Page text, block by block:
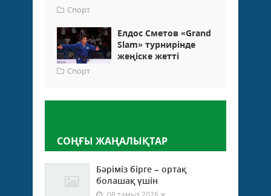
Спорт
Елдос Сметов «Grand
Slam» турнирінде
жеңіске жетті
Спорт
СОҢҒЫ ЖАҢАЛЫҚТАР
Бәріміз бірге – ортақ
болашақ үшін